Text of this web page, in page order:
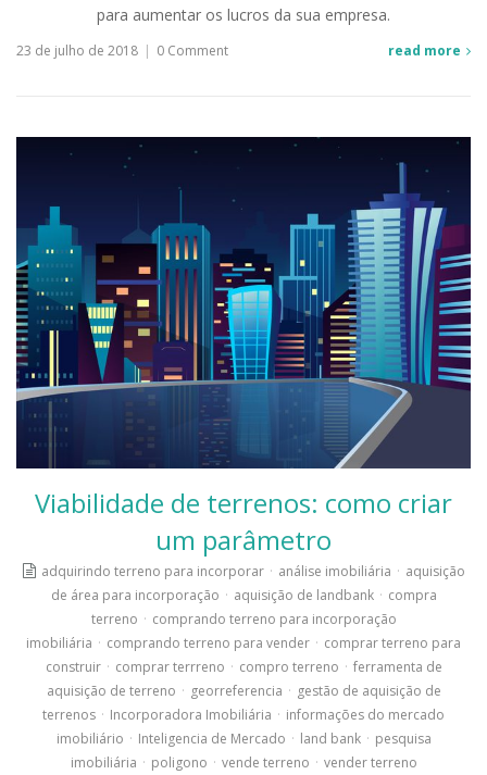
para aumentar os lucros da sua empresa.
23 de julho de 2018 | 0 Comment read more
Viabilidade de terrenos: como criar
um parâmetro
adquirindo terreno para incorporar · análise imobiliária · aquisição
de área para incorporação · aquisição de landbank · compra
terreno · comprando terreno para incorporação
imobiliária · comprando terreno para vender · comprar terreno para
construir · comprar terrreno · compro terreno · ferramenta de
aquisição de terreno · georreferencia · gestão de aquisição de
terrenos · Incorporadora Imobiliária · informações do mercado
imobiliário · Inteligencia de Mercado · land bank · pesquisa
imobiliária · poligono · vende terreno · vender terreno